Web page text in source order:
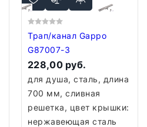
Трап/канал Gappo
G87007-3
228,00 руб.
для душа, сталь, длина
700 мм, сливная
решетка, цвет крышки:
нержавеющая сталь